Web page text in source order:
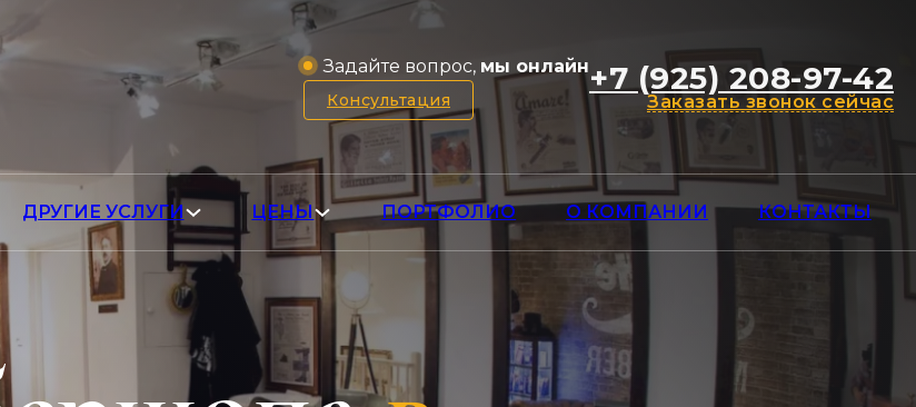
Задайте вопрос, мы онлайн
Консультация
+7 (925) 208-97-42
Заказать звонок сейчас
ДРУГИЕ УСЛУГИ ЦЕНЫ ПОРТФОЛИО О КОМПАНИИ КОНТАКТЫ